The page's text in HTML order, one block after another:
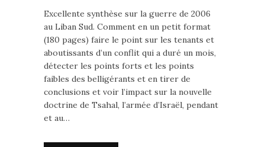
Excellente synthèse sur la guerre de 2006
au Liban Sud. Comment en un petit format
(180 pages) faire le point sur les tenants et
aboutissants d’un conflit qui a duré un mois,
détecter les points forts et les points
faibles des belligérants et en tirer de
conclusions et voir l’impact sur la nouvelle
doctrine de Tsahal, l’armée d’Israël, pendant
et au…